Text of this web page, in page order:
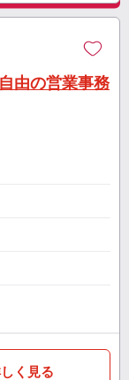
由の営業事務
く見る